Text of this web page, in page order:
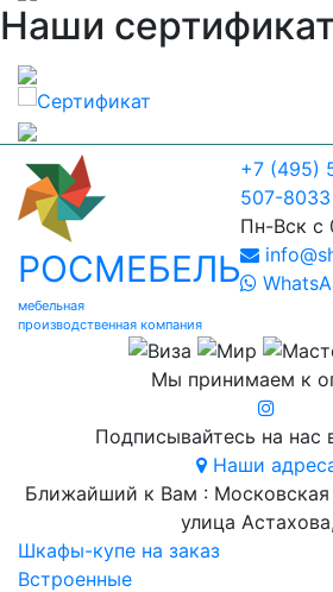
Наши
РОСМЕБЕЛЬ
мебельная
производственная компания
+7 (495)
507-8033
Пн-Вск с
Мы принимаем к
Подписывайтесь на нас
Наши
Ближайший к Вам : Московская
улица
Шкафы-купе на заказ
Встроенные